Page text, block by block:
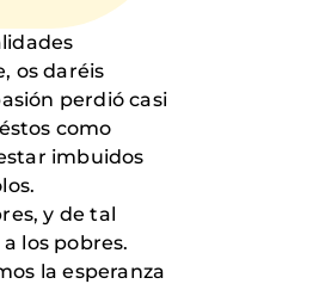
os daréis
perdió casi
como
imbuidos
y de tal
los pobres.
la esperanza